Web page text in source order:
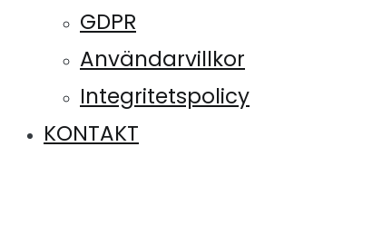
GDPR
Användarvillkor
Integritetspolicy
KONTAKT